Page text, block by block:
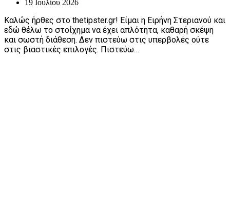
19 Ιουλίου 2026
Καλώς ήρθες στο thetipster.gr! Είμαι η Ειρήνη Στεριανού και
εδώ θέλω το στοίχημα να έχει απλότητα, καθαρή σκέψη
και σωστή διάθεση. Δεν πιστεύω στις υπερβολές ούτε
στις βιαστικές επιλογές. Πιστεύω…